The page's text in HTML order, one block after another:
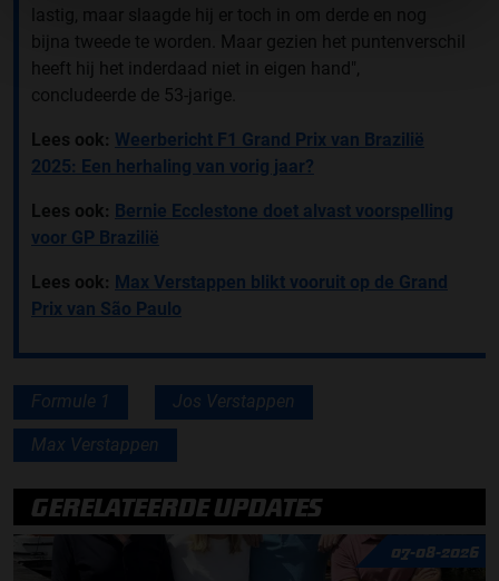
lastig, maar slaagde hij er toch in om derde en nog
bijna tweede te worden. Maar gezien het puntenverschil
heeft hij het inderdaad niet in eigen hand",
concludeerde de 53-jarige.
Lees ook: Weerbericht F1 Grand Prix van Brazilië
2025: Een herhaling van vorig jaar?
Lees ook: Bernie Ecclestone doet alvast voorspelling
voor GP Brazilië
Lees ook: Max Verstappen blikt vooruit op de Grand
Prix van São Paulo
Formule 1 Jos Verstappen
Max Verstappen
GERELATEERDE UPDATES
07-08-2026